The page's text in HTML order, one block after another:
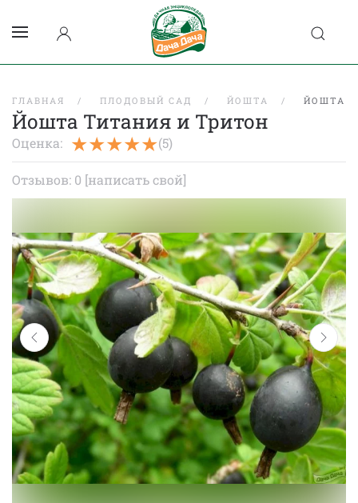
ГЛАВНАЯ ПЛОДОВЫЙ САД ЙОШТА ЙОШТА
Йошта Титания и Тритон
Оценка: (5)
Отзывов: 0 [написать свой]